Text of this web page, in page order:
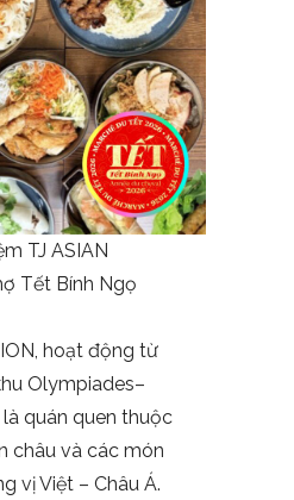
TJ ASIAN
Tết Bính Ngọ
hoạt động từ
Olympiades–
là quán quen thuộc
châu và các món
vị Việt – Châu Á.​